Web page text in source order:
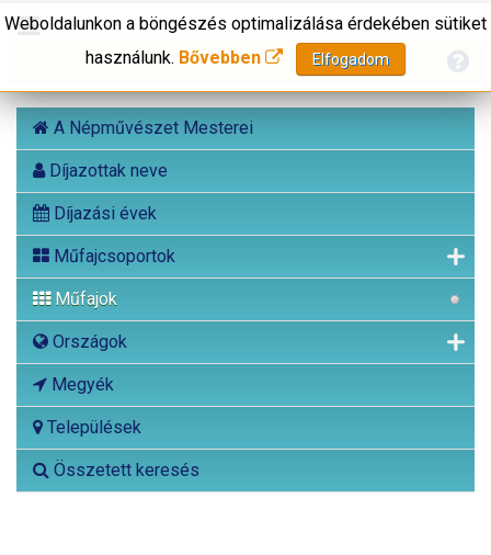
A Népművészet Mesterei
Díjazottak neve
Díjazási évek
Műfajcsoportok
Műfajok
Országok
Megyék
Települések
Összetett keresés
Weboldalunkon a böngészés optimalizálása érdekében sütiket
használunk. Bővebben Elfogadom